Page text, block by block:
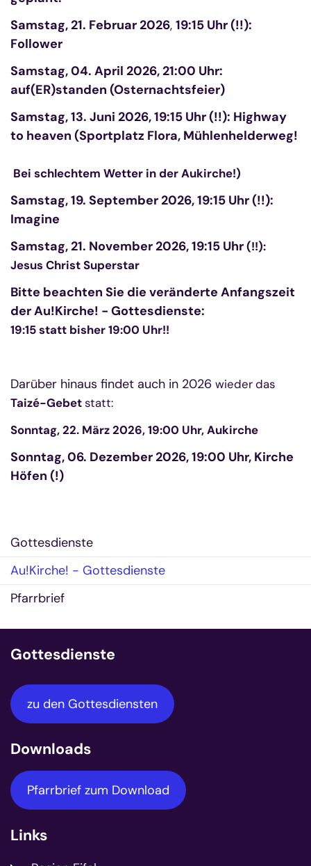
Samstag, 21. Februar 2026, 19:15 Uhr (!!):
Follower
Samstag, 04. April 2026, 21:00 Uhr:
auf(ER)standen (Osternachtsfeier)
Samstag, 13. Juni 2026, 19:15 Uhr (!!): Highway
to heaven (Sportplatz Flora, Mühlenhelderweg!
Bei schlechtem Wetter in der Aukirche!)
Samstag, 19. September 2026, 19:15 Uhr (!!):
Imagine
Samstag, 21. November 2026, 19:15 Uhr(!!):
Jesus Christ Superstar
Bitte beachten Sie die veränderte Anfangszeit
der Au!Kirche! - Gottesdienste:
19:15 statt bisher 19:00 Uhr!!
Darüber hinaus findet auch in 2026 wiederdas
Taizé-Gebetstatt:
Sonntag, 22. März 2026, 19:00 Uhr, Aukirche
Sonntag, 06. Dezember 2026, 19:00 Uhr, Kirche
Höfen (!)
Gottesdienste
Au!Kirche! - Gottesdienste
Pfarrbrief
Gottesdienste
zu den Gottesdiensten
Downloads
Pfarrbrief zum Download
Links